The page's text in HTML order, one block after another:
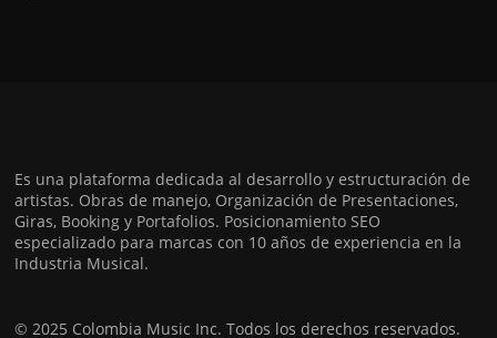
Es una plataforma dedicada al desarrollo y estructuración de
artistas. Obras de manejo, Organización de Presentaciones,
Giras, Booking y Portafolios. Posicionamiento SEO
especializado para marcas con 10 años de experiencia en la
Industria Musical.
© 2025 Colombia Music Inc. Todos los derechos reservados.